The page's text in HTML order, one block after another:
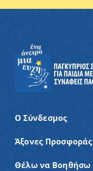
Ο Σύνδεσμος
Άξονες Προσφοράς
Θέλω να Βοηθήσω